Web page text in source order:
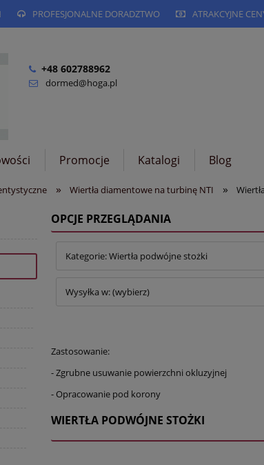
PROFESJONALNE DORADZTWO ATRAKCYJNE
+48 602788962
dormed@hoga.pl
Promocje Katalogi
Blog
» Wiertła diamentowe na turbinę NTI »
OPCJE PRZEGLĄDANIA
Kategorie: Wiertła podwójne stożki
Wysyłka w: (wybierz)
Zastosowanie:
- Zgrubne usuwanie powierzchni okluzyjnej
- Opracowanie pod korony
WIERTŁA PODWÓJNE STOŻKI